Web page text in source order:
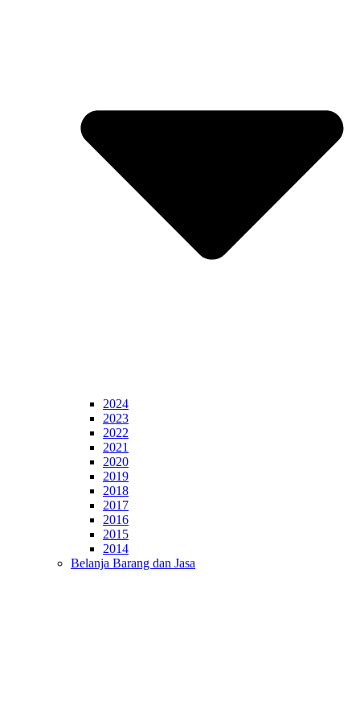
2024
2023
2022
2021
2020
2019
2018
2017
2016
2015
2014
Belanja Barang dan Jasa